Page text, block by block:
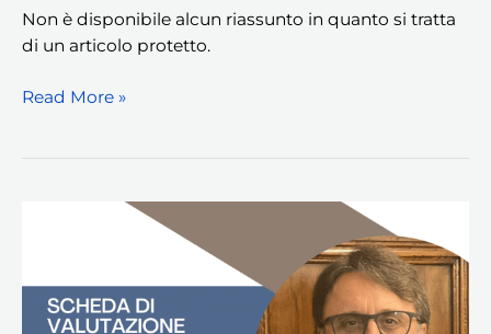
Non è disponibile alcun riassunto in quanto si tratta
di un articolo protetto.
Read More »
valutazione
bilanciata